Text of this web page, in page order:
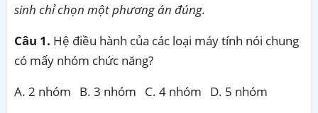
sinh chỉ chọn một phương án đúng.
Câu 1. Hệ điều hành của các loại máy tính nói chung
có mấy nhóm chức năng?
A. 2 nhóm B. 3 nhóm C. 4 nhóm D. 5 nhóm